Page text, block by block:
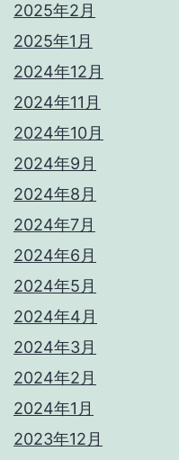
2025年2月
2025年1月
2024年12月
2024年11月
2024年10月
2024年9月
2024年8月
2024年7月
2024年6月
2024年5月
2024年4月
2024年3月
2024年2月
2024年1月
2023年12月